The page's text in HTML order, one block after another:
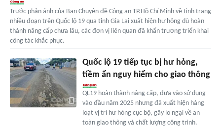
Trước phản ánh của Ban Chuyên đề Công an TP.Hồ Chí Minh về tình trạng
nhiều đoạn trên Quốc lộ 19 qua tỉnh Gia Lai xuất hiện hư hỏng dù hoàn
thành nâng cấp chưa lâu, các đơn vị liên quan đã khẩn trương triển khai
công tác khắc phục.
Quốc lộ 19 tiếp tục bị hư hỏng,
tiềm ẩn nguy hiểm cho giao thông
QL19 hoàn thành nâng cấp, đưa vào sử dụng
vào đầu năm 2025 nhưng đã xuất hiện hàng
loạt vị trí hư hỏng cục bộ, gây lo ngại về an
toàn giao thông và chất lượng công trình.